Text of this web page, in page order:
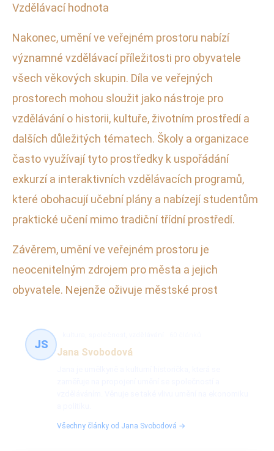
Vzdělávací hodnota
Nakonec, umění ve veřejném prostoru nabízí
významné vzdělávací příležitosti pro obyvatele
všech věkových skupin. Díla ve veřejných
prostorech mohou sloužit jako nástroje pro
vzdělávání o historii, kultuře, životním prostředí a
dalších důležitých tématech. Školy a organizace
často využívají tyto prostředky k uspořádání
exkurzí a interaktivních vzdělávacích programů,
které obohacují učební plány a nabízejí studentům
praktické učení mimo tradiční třídní prostředí.
Závěrem, umění ve veřejném prostoru je
neocenitelným zdrojem pro města a jejich
obyvatele. Nejenže oživuje městské prost
JS
Jana Svobodová
Všechny články od Jana Svobodová →